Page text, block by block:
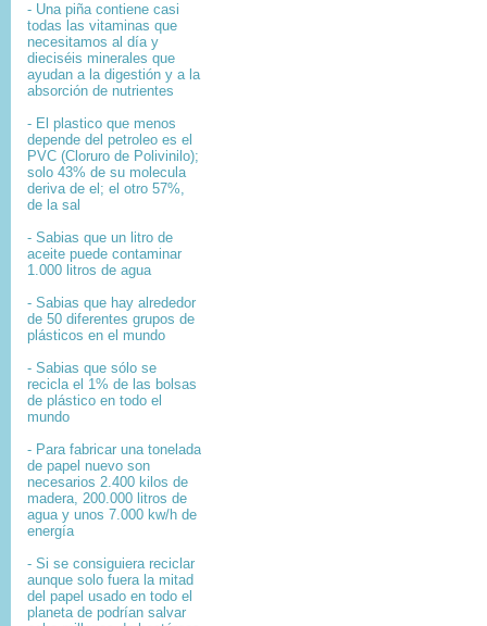
- Una piña contiene casi
todas las vitaminas que
necesitamos al día y
dieciséis minerales que
ayudan a la digestión y a la
absorción de nutrientes
- El plastico que menos
depende del petroleo es el
PVC (Cloruro de Polivinilo);
solo 43% de su molecula
deriva de el; el otro 57%,
de la sal
- Sabias que un litro de
aceite puede contaminar
1.000 litros de agua
- Sabias que hay alrededor
de 50 diferentes grupos de
plásticos en el mundo
- Sabias que sólo se
recicla el 1% de las bolsas
de plástico en todo el
mundo
- Para fabricar una tonelada
de papel nuevo son
necesarios 2.400 kilos de
madera, 200.000 litros de
agua y unos 7.000 kw/h de
energía
- Si se consiguiera reciclar
aunque solo fuera la mitad
del papel usado en todo el
planeta de podrían salvar